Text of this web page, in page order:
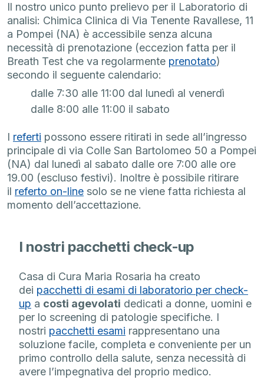
Il nostro unico punto prelievo per il Laboratorio di
analisi: Chimica Clinica di Via Tenente Ravallese, 11
a Pompei (NA) è accessibile senza alcuna
necessità di prenotazione (eccezion fatta per il
Breath Test che va regolarmente prenotato)
secondo il seguente calendario:
dalle 7:30 alle 11:00 dal lunedì al venerdì
dalle 8:00 alle 11:00 il sabato
I referti possono essere ritirati in sede all’ingresso
principale di via Colle San Bartolomeo 50 a Pompei
(NA) dal lunedì al sabato dalle ore 7:00 alle ore
19.00 (escluso festivi). Inoltre è possibile ritirare
il referto on-line solo se ne viene fatta richiesta al
momento dell’accettazione.
I nostri pacchetti check-up
Casa di Cura Maria Rosaria ha creato
dei pacchetti di esami di laboratorio per check-
up a costi agevolati dedicati a donne, uomini e
per lo screening di patologie specifiche. I
nostri pacchetti esami rappresentano una
soluzione facile, completa e conveniente per un
primo controllo della salute, senza necessità di
avere l’impegnativa del proprio medico.